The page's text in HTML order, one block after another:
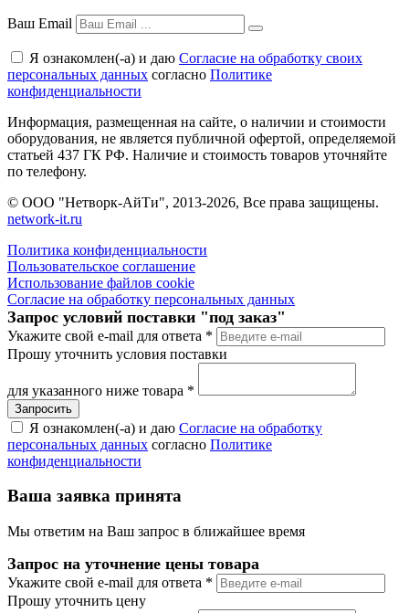
Ваш Email
Я ознакомлен(-а) и даю Согласие на обработку своих
персональных данных согласно Политике
конфиденциальности
Информация, размещенная на сайте, о наличии и стоимости
оборудования, не является публичной офертой, определяемой
статьей 437 ГК РФ. Наличие и стоимость товаров уточняйте
по телефону.
© ООО "Нетворк-АйТи", 2013-2026, Все права защищены.
network-it.ru
Политика конфиденциальности
Пользовательское соглашение
Использование файлов cookie
Согласие на обработку персональных данных
Запрос условий поставки "под заказ"
Укажите свой e-mail для ответа *
Прошу уточнить условия поставки
для указанного ниже товара *
Я ознакомлен(-а) и даю Согласие на обработку
персональных данных согласно Политике
конфиденциальности
Ваша заявка принята
Мы ответим на Ваш запрос в ближайшее время
Запрос на уточнение цены товара
Укажите свой e-mail для ответа *
Прошу уточнить цену